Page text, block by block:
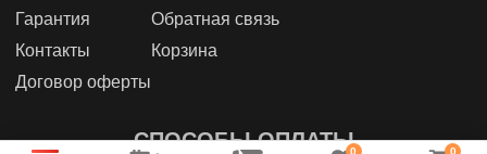
Гарантия
Контакты
Договор оферты
Обратная связь
Корзина
СПОСОБЫ ОПЛАТЫ0 0